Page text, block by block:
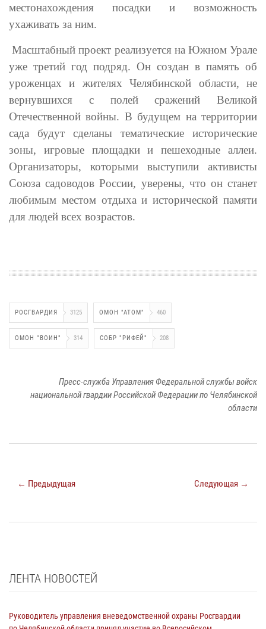
местонахождения посадки и возможность
ухаживать за ним.
Масштабный проект реализуется на Южном Урале
уже третий год подряд. Он создан в память об
уроженцах и жителях Челябинской области, не
вернувшихся с полей сражений Великой
Отечественной войны. В будущем на территории
сада будут сделаны тематические исторические
зоны, игровые площадки и пешеходные аллеи.
Организаторы, которыми выступили активисты
Союза садоводов России, уверены, что он станет
любимым местом отдыха и исторической памяти
для людей всех возрастов.
РОСГВАРДИЯ 3125 ОМОН "АТОМ" 460
ОМОН "ВОИН" 314 СОБР "РИФЕЙ" 208
Пресс-служба Управления Федеральной службы войск
национальной гвардии Российской Федерации по Челябинской
области
← Предыдущая Следующая →
ЛЕНТА НОВОСТЕЙ
Руководитель управления вневедомственной охраны Росгвардии